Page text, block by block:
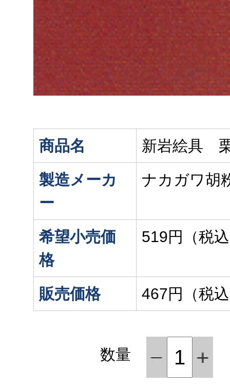
商品名
新岩絵具
製造メーカ
ー
ナカガワ胡
希望小売価
格
519円（税
販売価格 467円（税
数量